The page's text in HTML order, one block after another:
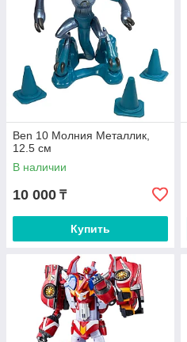
Ben 10 Молния Металлик,
12.5 см
В наличии
10 000 ₸
Купить